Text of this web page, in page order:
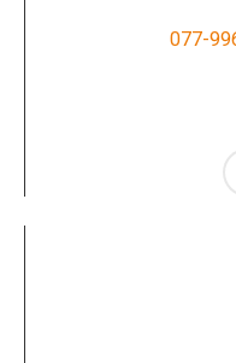
077-